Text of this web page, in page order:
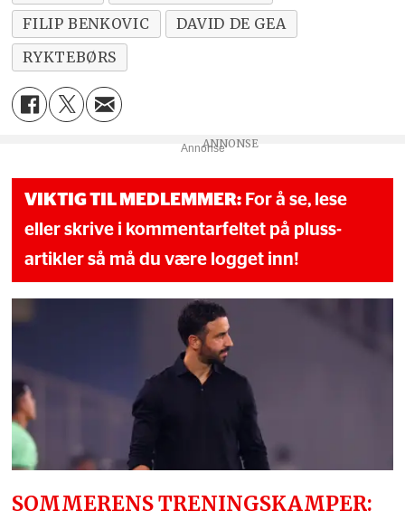
FILIP BENKOVIC
DAVID DE GEA
RYKTEBØRS
Annonse
VIKTIG TIL MEDLEMMER: For å se, lese
eller skrive i kommentarfeltet på pluss-
artikler så må du være logget inn!
SOMMERENS TRENINGSKAMPER: